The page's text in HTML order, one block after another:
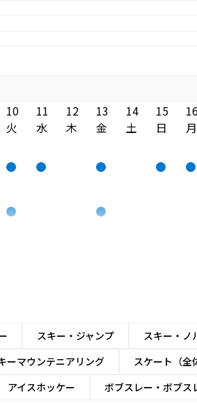
10 11 12 13 14 15
火 水 木 金 土 日 月
スキー・ジャンプ
スキー・ノ
ーマウンテニアリング スケート（全
アイスホッケー ボブスレー・ボブス